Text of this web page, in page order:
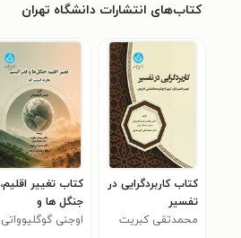
کتاب‌های انتشارات دانشگاه تهران
کتاب کاربردگرایی در
تفسیر
محمدتقی کبریت
کتاب تغییر اقلیم،
جنگل ها و
فدرالیسم
اوجنی گوگلیوواتی